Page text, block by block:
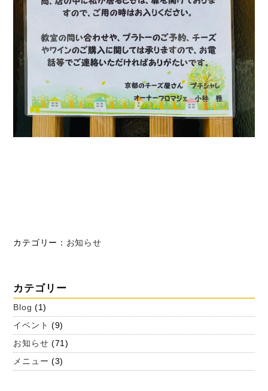
カテゴリー： お知らせ
カテゴリー
Blog (1)
イベント (9)
お知らせ (71)
メニュー (3)